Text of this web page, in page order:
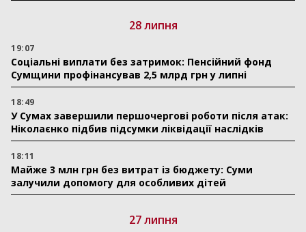
28 липня
19:07
Соціальні виплати без затримок: Пенсійний фонд
Сумщини профінансував 2,5 млрд грн у липні
18:49
У Сумах завершили першочергові роботи після атак:
Ніколаєнко підбив підсумки ліквідації наслідків
18:11
Майже 3 млн грн без витрат із бюджету: Суми
залучили допомогу для особливих дітей
27 липня